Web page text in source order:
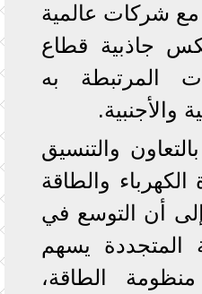
شركات عالمية
جاذبية قطاع
المرتبطة به
والأجنبية.
والتنسيق
والطاقة
أن التوسع في
المتجددة يسهم
الطاقة،